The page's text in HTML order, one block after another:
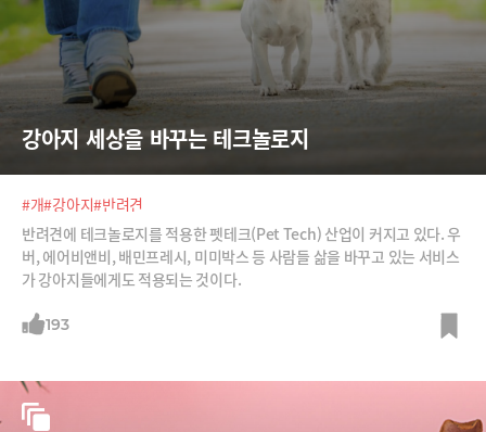
강아지 세상을 바꾸는 테크놀로지
#개#강아지#반려견
반려견에 테크놀로지를 적용한 펫테크(Pet Tech) 산업이 커지고 있다. 우
버, 에어비앤비, 배민프레시, 미미박스 등 사람들 삶을 바꾸고 있는 서비스
가 강아지들에게도 적용되는 것이다.
193